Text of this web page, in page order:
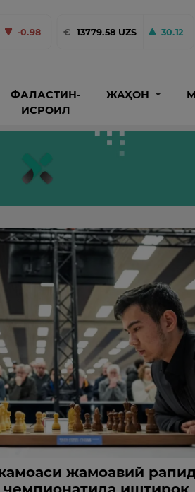
-0.98 € 13779.58 UZS 30.12
ФАЛАСТИН-
ИСРОИЛ
ЖАҲОН
жамоавий